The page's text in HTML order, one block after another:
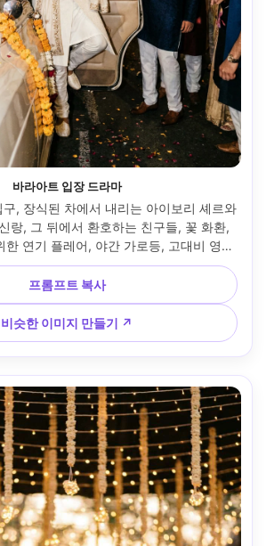
바라아트 입장 드라마
, 장식된 차에서 내리는 아이보리 셰르와
랑, 그 뒤에서 환호하는 친구들, 꽃 화환,
한 연기 플레어, 야간 가로등, 고대비 영화
렌즈, 신랑에 대한 선명한 초점, 활기찬
멘터리 웨딩 사진 --ar 4:5
프롬프트 복사
비슷한 이미지 만들기 ↗